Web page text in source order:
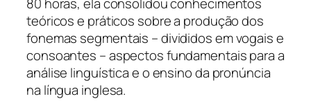
teóricos e práticos sobre a produção dos
fonemas segmentais – divididos em vogais e
consoantes – aspectos fundamentais para a
análise linguística e o ensino da pronúncia
na língua inglesa.